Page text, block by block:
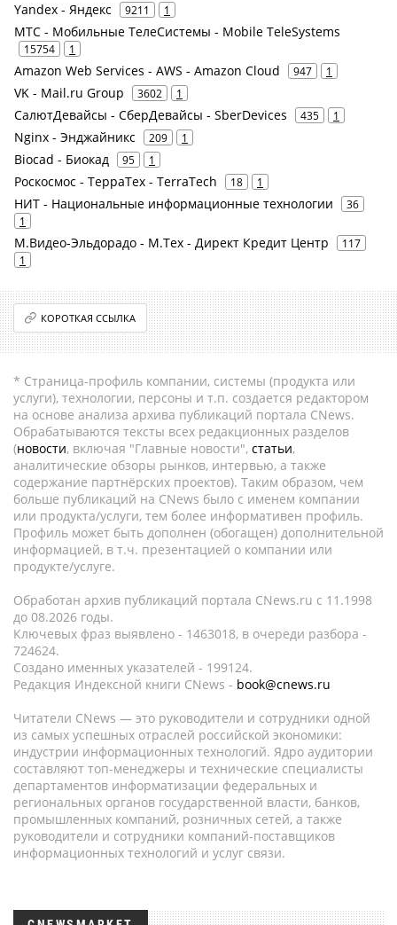
Yandex - Яндекс 9211 1
МТС - Мобильные ТелеСистемы - Mobile TeleSystems
15754 1
Amazon Web Services - AWS - Amazon Cloud 947 1
VK - Mail.ru Group 3602 1
СалютДевайсы - СберДевайсы - SberDevices 435 1
Nginx - Энджайникс 209 1
Biocad - Биокад 95 1
Роскосмос - ТерраТех - TerraTech 18 1
НИТ - Национальные информационные технологии
36
1
М.Видео-Эльдорадо - М.Тех - Директ Кредит Центр
117
1
КОРОТКАЯ ССЫЛКА
* Страница-профиль компании, системы (продукта или
услуги), технологии, персоны и т.п. создается редактором
на основе анализа архива публикаций портала CNews.
Обрабатываются тексты всех редакционных разделов
(новости, включая "Главные новости", статьи,
аналитические обзоры рынков, интервью, а также
содержание партнёрских проектов). Таким образом, чем
больше публикаций на CNews было с именем компании
или продукта/услуги, тем более информативен профиль.
Профиль может быть дополнен (обогащен) дополнительной
информацией, в т.ч. презентацией о компании или
продукте/услуге.
Обработан архив публикаций портала CNews.ru c 11.1998
до 08.2026 годы.
Ключевых фраз выявлено - 1463018, в очереди разбора -
724624.
Создано именных указателей - 199124.
Редакция Индексной книги CNews - book@cnews.ru
Читатели CNews — это руководители и сотрудники одной
из самых успешных отраслей российской экономики:
индустрии информационных технологий. Ядро аудитории
составляют топ-менеджеры и технические специалисты
департаментов информатизации федеральных и
региональных органов государственной власти, банков,
промышленных компаний, розничных сетей, а также
руководители и сотрудники компаний-поставщиков
информационных технологий и услуг связи.